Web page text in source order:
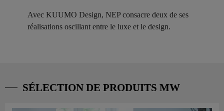
Avec KUUMO Design, NEP consacre deux de ses
réalisations oscillant entre le luxe et le design.
SÉLECTION DE PRODUITS MW